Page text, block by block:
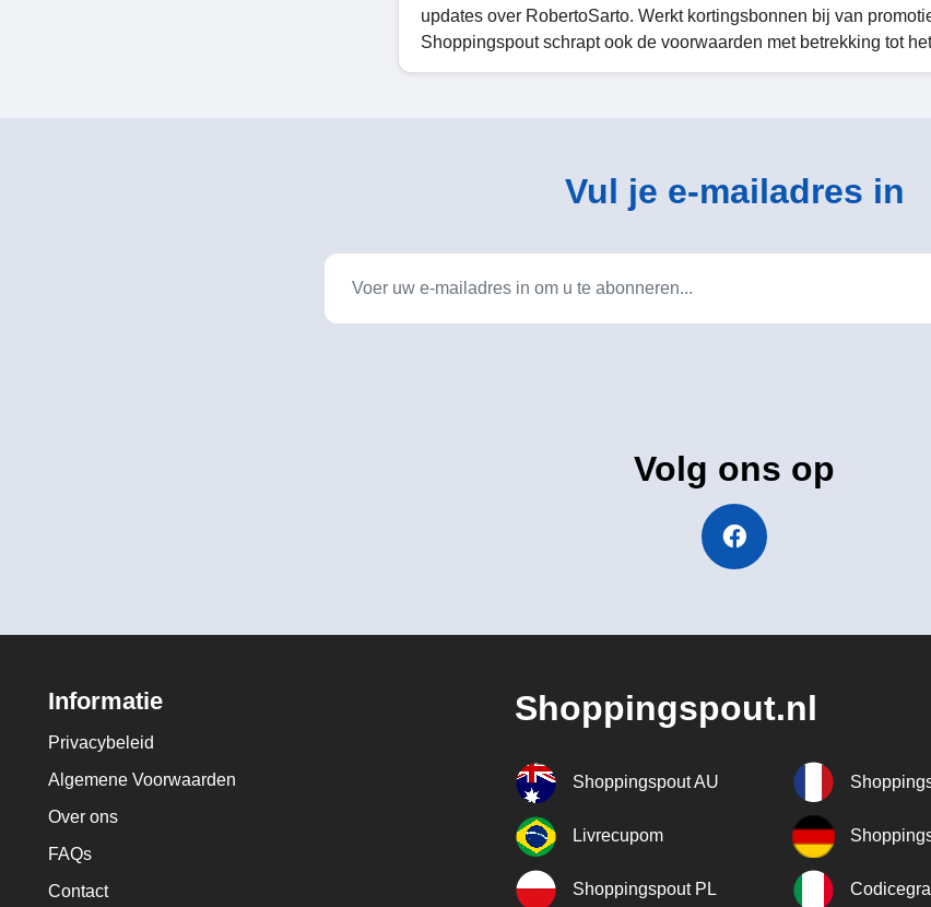
updates over RobertoSarto. Werkt kortingsbonnen bij van
Shoppingspout schrapt ook de voorwaarden met betrekking tot
Vul je e-mailadres in
Volg ons op
Informatie
Privacybeleid
Algemene Voorwaarden
Over ons
FAQs
Contact
Shoppingspout.nl
Shoppingspout AU
Livrecupom
Shoppingspout PL